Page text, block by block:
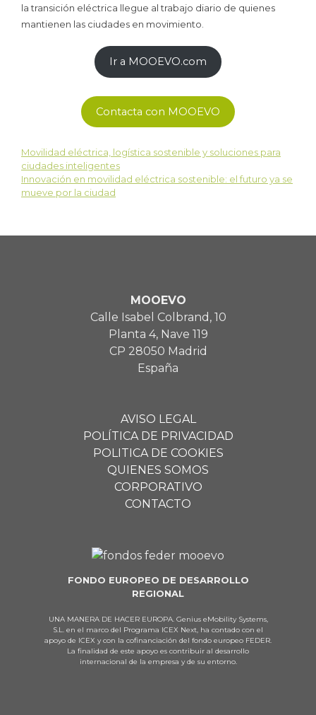
la transición eléctrica llegue al trabajo diario de quienes
mantienen las ciudades en movimiento.
Ir a MOOEVO.com
Contacta con MOOEVO
Movilidad eléctrica, logística sostenible y soluciones para
ciudades inteligentes
Innovación en movilidad eléctrica sostenible: el futuro ya se
mueve por la ciudad
MOOEVO
Calle Isabel Colbrand, 10
Planta 4, Nave 119
CP 28050 Madrid
España
AVISO LEGAL
POLÍTICA DE PRIVACIDAD
POLITICA DE COOKIES
QUIENES SOMOS
CORPORATIVO
CONTACTO
FONDO EUROPEO DE DESARROLLO
REGIONAL
UNA MANERA DE HACER EUROPA. Genius eMobility Systems,
S.L. en el marco del Programa ICEX Next, ha contado con el
apoyo de ICEX y con la cofinanciación del fondo europeo FEDER.
La finalidad de este apoyo es contribuir al desarrollo
internacional de la empresa y de su entorno.